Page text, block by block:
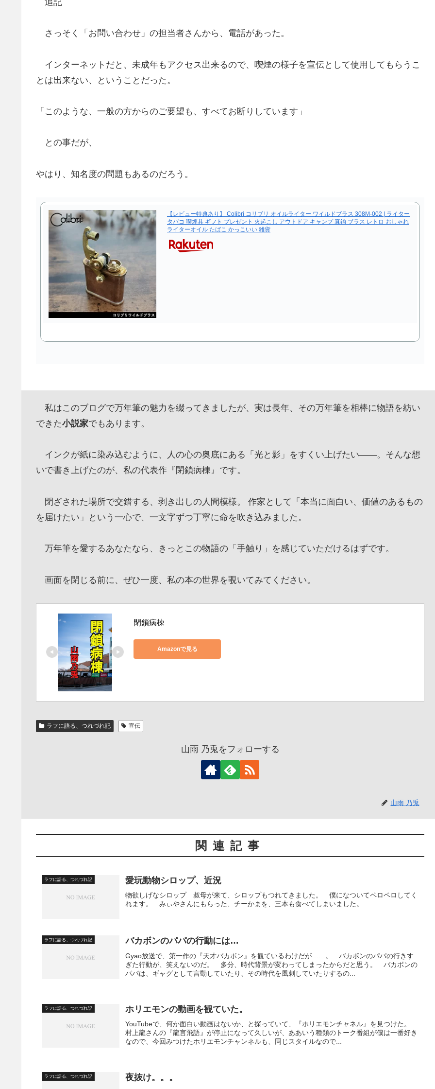
さっそく「お問い合わせ」の担当者さんから、電話があった。
インターネットだと、未成年もアクセス出来るので、喫煙の様子を宣伝として使用してもらうこ
とは出来ない、ということだった。
「このような、一般の方からのご要望も、すべてお断りしています」
との事だが、
やはり、知名度の問題もあるのだろう。
【レビュー特典あり】 Colibri コリブリ オイルライター ワイルドブラス 308M-002 | ライター
タバコ 喫煙具 ギフト プレゼント 火起こし アウトドア キャンプ 真鍮 ブラス レトロ おしゃれ
ライターオイル たばこ かっこいい 雑貨
私はこのブログで万年筆の魅力を綴ってきましたが、実は長年、その万年筆を相棒に物語を紡い
できた小説家でもあります。
インクが紙に染み込むように、人の心の奥底にある「光と影」をすくい上げたい——。そんな想
いで書き上げたのが、私の代表作『閉鎖病棟』です。
閉ざされた場所で交錯する、剥き出しの人間模様。 作家として「本当に面白い、価値のあるもの
を届けたい」という一心で、一文字ずつ丁寧に命を吹き込みました。
万年筆を愛するあなたなら、きっとこの物語の「手触り」を感じていただけるはずです。
画面を閉じる前に、ぜひ一度、私の本の世界を覗いてみてください。
閉鎖病棟
Amazonで見る
ラフに語る、つれづれ記 宣伝
山雨 乃兎をフォローする
山雨 乃兎
関連記事
ラフに語る、つれづれ記 愛玩動物シロップ、近況
物欲しげなシロップ 叔母が来て、シロップもつれてきました。 僕になついてペロペロしてく
れます。 みぃやさんにもらった、チーかまを、三本も食べてしまいました。
ラフに語る、つれづれ記 バカボンのパパの行動には…
Gyao放送で、第一作の『天才バカボン』を観ているわけだが……。 バカボンのパパの行きす
ぎた行動が、笑えないのだ。 多分、時代背景が変わってしまったからだと思う。 バカボンの
パパは、ギャグとして言動していたり、その時代を風刺していたりするの...
ラフに語る、つれづれ記 ホリエモンの動画を観ていた。
YouTubeで、何か面白い動画はないか、と探っていて、『ホリエモンチャネル』を見つけた。
村上龍さんの『龍言飛語』が停止になって久しいが、ああいう種類のトーク番組が僕は一番好き
なので、今回みつけたホリエモンチャンネルも、同じスタイルなので...
ラフに語る、つれづれ記 夜抜け。。。